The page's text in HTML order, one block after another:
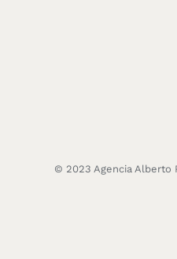
© 2023 Agencia Alberto